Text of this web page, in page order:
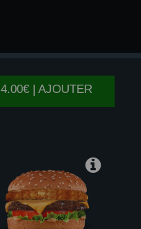
4.00€ | AJOUTER